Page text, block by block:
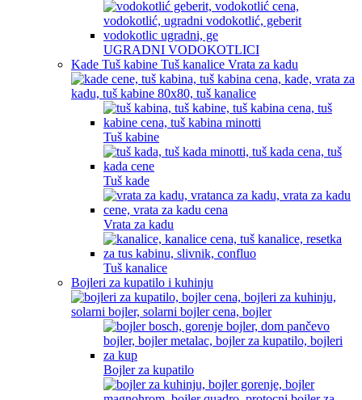
UGRADNI VODOKOTLICI
Kade Tuš kabine Tuš kanalice Vrata za kadu
Tuš kabine
Tuš kade
Vrata za kadu
Tuš kanalice
Bojleri za kupatilo i kuhinju
Bojler za kupatilo